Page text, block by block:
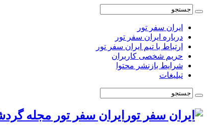
ایران سفر تور
درباره ایران سفر تور
ارتباط با تیم ایران سفر تور
حریم شخصی کاربران
شرایط بازنشر محتوا
تبلیغات
ایران سفر تور مجله